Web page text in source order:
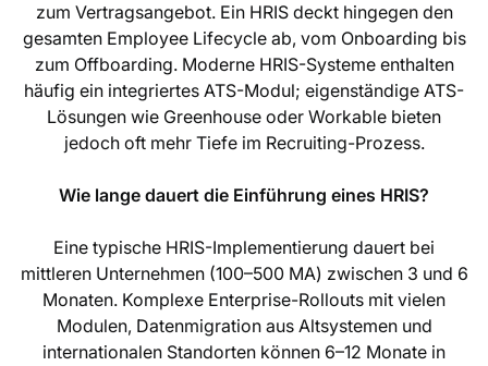
zum Vertragsangebot. Ein HRIS deckt hingegen den
gesamten Employee Lifecycle ab, vom Onboarding bis
zum Offboarding. Moderne HRIS-Systeme enthalten
häufig ein integriertes ATS-Modul; eigenständige ATS-
Lösungen wie Greenhouse oder Workable bieten
jedoch oft mehr Tiefe im Recruiting-Prozess.
Wie lange dauert die Einführung eines HRIS?
Eine typische HRIS-Implementierung dauert bei
mittleren Unternehmen (100–500 MA) zwischen 3 und 6
Monaten. Komplexe Enterprise-Rollouts mit vielen
Modulen, Datenmigration aus Altsystemen und
internationalen Standorten können 6–12 Monate in